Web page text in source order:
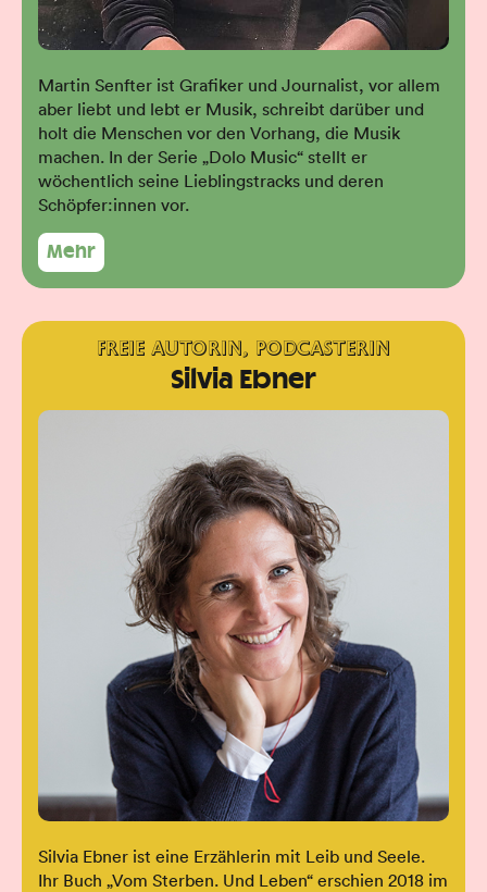
Martin Senfter ist Grafiker und Journalist, vor allem
aber liebt und lebt er Musik, schreibt darüber und
holt die Menschen vor den Vorhang, die Musik
machen. In der Serie „Dolo Music“ stellt er
wöchentlich seine Lieblingstracks und deren
Schöpfer:innen vor.
Mehr
FREIE AUTORIN, PODCASTERIN
Silvia Ebner
Silvia Ebner ist eine Erzählerin mit Leib und Seele.
Ihr Buch „Vom Sterben. Und Leben“ erschien 2018 im